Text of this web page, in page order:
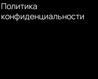
Политика
конфиденциальности